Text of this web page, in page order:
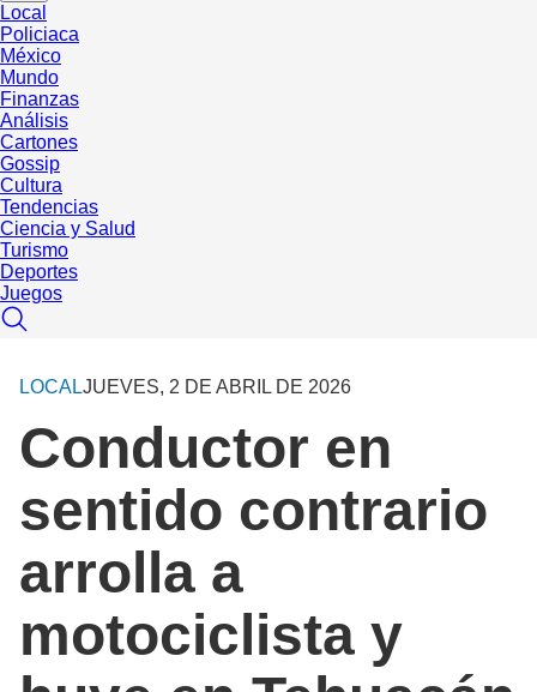
Local
Policiaca
México
Mundo
Finanzas
Análisis
Cartones
Gossip
Cultura
Tendencias
Ciencia y Salud
Turismo
Deportes
Juegos
LOCALJUEVES, 2 DE ABRIL DE 2026
Conductor en
sentido contrario
arrolla a
motociclista y